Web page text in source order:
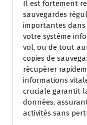
Il est fortement
sauvegardes
importantes
votre système
vol, ou de tout
copies de
récupérer
informations
cruciale garantit
données,
activités sans